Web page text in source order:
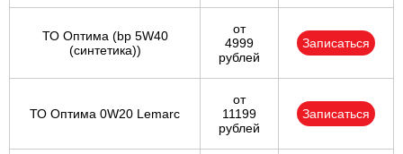
ТО Оптима (bp 5W40
(синтетика))
от
4999
рублей
Записаться
ТО Оптима 0W20 Lemarc
от
11199
рублей
Записаться